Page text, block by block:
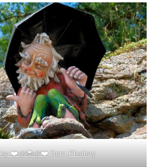
❤️🌿🐞🌿❤️from Pixabay